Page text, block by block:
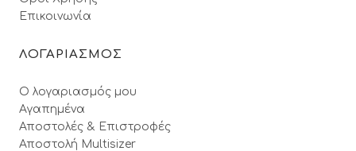
Επικοινωνία
ΛΟΓΑΡΙΑΣΜΟΣ
Ο λογαριασμός μου
Αγαπημένα
Αποστολές & Επιστροφές
Αποστολή Multisizer